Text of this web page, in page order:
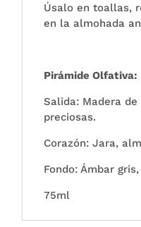
Úsalo en toallas,
en la almohada
Pirámide Olfativa:
Salida: Madera
preciosas.
Corazón: Jara,
Fondo: Ámbar
75ml